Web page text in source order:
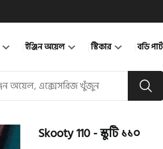
ইঞ্জিন অয়েল স্টিকার বডি
Skooty 110 - স্কুটি ১১০